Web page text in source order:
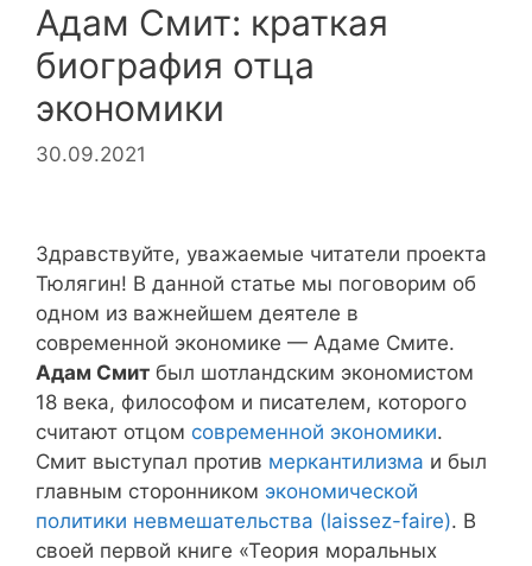
Адам Смит: краткая
биография отца
экономики
30.09.2021
Здравствуйте, уважаемые читатели проекта
Тюлягин! В данной статье мы поговорим об
одном из важнейшем деятеле в
современной экономике — Адаме Смите.
Адам Смит был шотландским экономистом
18 века, философом и писателем, которого
считают отцом современной экономики.
Смит выступал против меркантилизма и был
главным сторонником экономической
политики невмешательства (laissez-faire). В
своей первой книге «Теория моральных